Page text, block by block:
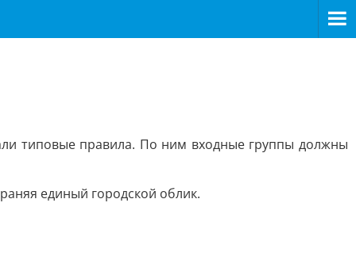
типовые правила. По ним входные группы должны
единый городской облик.